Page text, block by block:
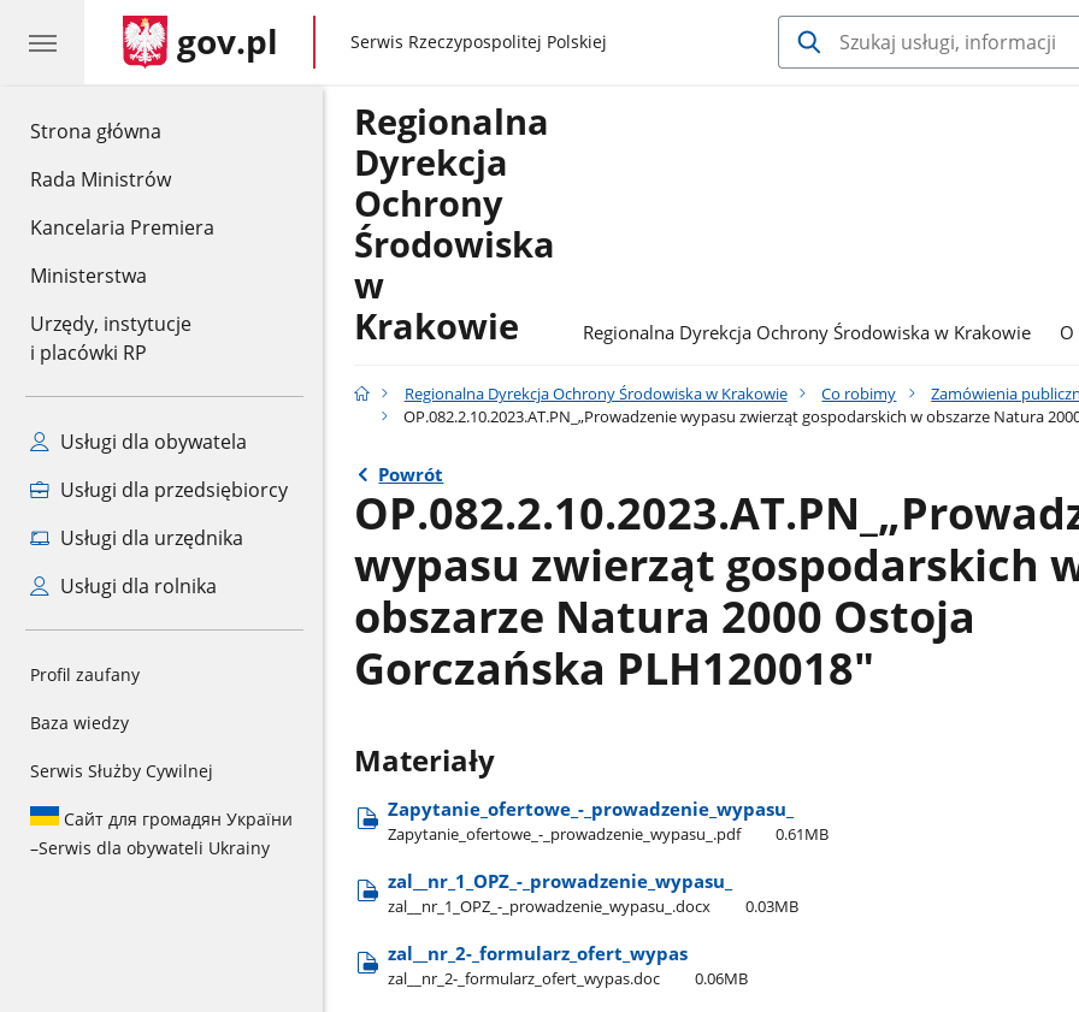
Strona główna
Rada Ministrów
Kancelaria Premiera
Ministerstwa
Urzędy, instytucje
i placówki RP
Usługi dla obywatela
Usługi dla przedsiębiorcy
Usługi dla urzędnika
Usługi dla rolnika
Profil zaufany
Baza wiedzy
Serwis Służby Cywilnej
Сайт для громадян України
–Serwis dla obywateli Ukrainy
gov.pl gov.pl
Serwis Rzeczypospolitej Polskiej
Regionalna
Dyrekcja
Ochrony
Środowiska
w
Krakowie
Regionalna Dyrekcja Ochrony Środowiska w Krakowie O
Regionalna Dyrekcja Ochrony Środowiska w Krakowie Co robimy
Zamówienia
OP.082.2.10.2023.AT.PN_„Prowadzenie wypasu zwierząt gospodarskich w obszarze Natura
Powrót
wypasu zwierząt gospodarskich
obszarze Natura 2000 Ostoja
Gorczańska PLH120018"
Materiały
Zapytanie​_ofertowe​_-​_prowadzenie​_wypasu​_
Zapytanie​_ofertowe​_-​_prowadzenie​_wypasu​_.pdf 0.61MB
zal​_​_nr​_1​_OPZ​_-​_prowadzenie​_wypasu​_
zal​_​_nr​_1​_OPZ​_-​_prowadzenie​_wypasu​_.docx 0.03MB
zal​_​_nr​_2-​_formularz​_ofert​_wypas
zal​_​_nr​_2-​_formularz​_ofert​_wypas.doc 0.06MB